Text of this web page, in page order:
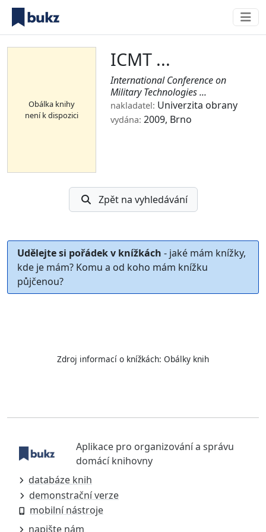
Obálka knihy
není k dispozici
ICMT ...
International Conference on
Military Technologies ...
nakladatel: Univerzita obrany
vydána: 2009, Brno
Zpět na vyhledávání
Udělejte si pořádek v knížkách - jaké mám knížky,
kde je mám? Komu a od koho mám knížku
půjčenou?
Zdroj informací o knížkách: Obálky knih
Aplikace pro organizování a správu
domácí knihovny
databáze knih
demonstrační verze
mobilní nástroje
napište nám